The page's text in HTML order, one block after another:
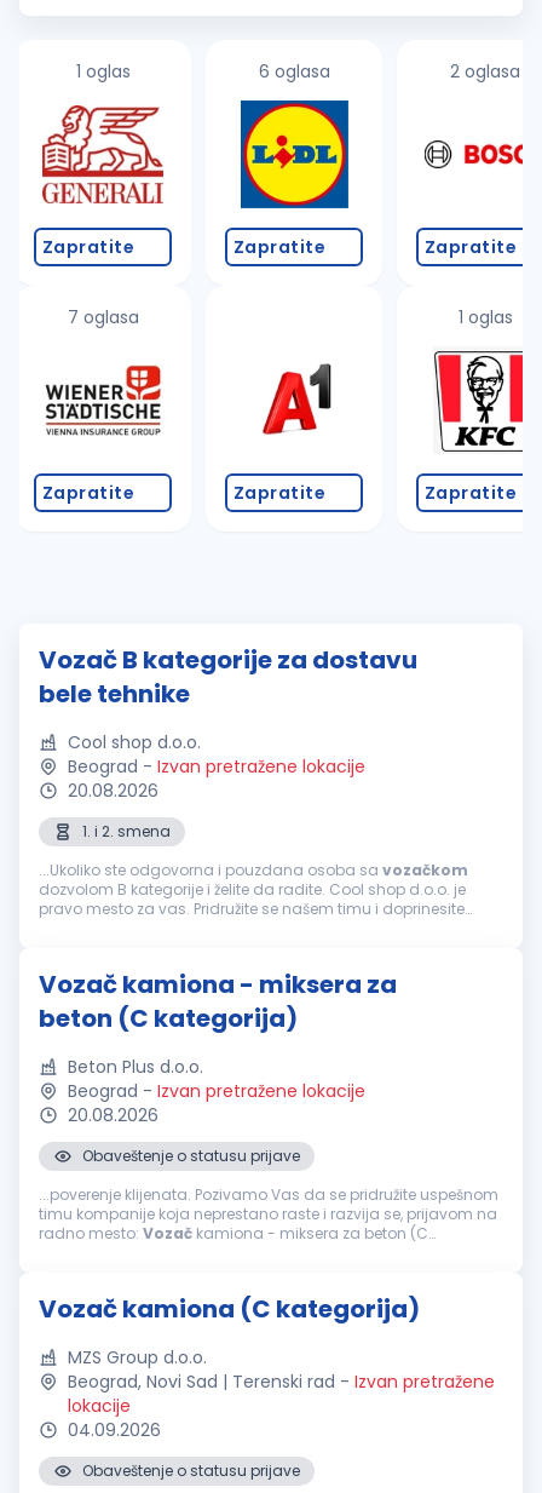
ka svim...
1 oglas
Zapratite
7 oglasa
Zapratite
6 oglasa
Zapratite
Zapratite
2 oglasa
Zapratite
1 oglas
Zapratite
Vozač B kategorije za dostavu
bele tehnike
Cool shop d.o.o.
Beograd - Izvan pretražene lokacije
20.08.2026
1. i 2. smena
...Ukoliko ste odgovorna i pouzdana osoba sa vozačkom
dozvolom B kategorije i želite da radite. Cool shop d.o.o. je
pravo mesto za vas. Pridružite se našem timu i doprinesite
Vozač kamiona - miksera za
beton (C kategorija)
Beton Plus d.o.o.
Beograd - Izvan pretražene lokacije
20.08.2026
Obaveštenje o statusu prijave
...poverenje klijenata. Pozivamo Vas da se pridružite uspešnom
timu kompanije koja neprestano raste i razvija se, prijavom na
radno mesto: Vozač kamiona - miksera za beton (C
Vozač kamiona (C kategorija)
MZS Group d.o.o.
Beograd, Novi Sad | Terenski rad - Izvan pretražene
lokacije
04.09.2026
Obaveštenje o statusu prijave